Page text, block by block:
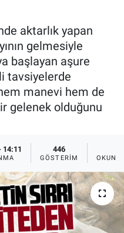
aktarlık yapan
gelmesiyle
başlayan aşure
tavsiyelerde
manevi hem de
gelenek olduğunu
14:11 446
GÖSTERIM